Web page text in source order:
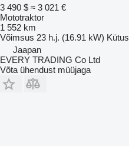
3 490 $ ≈ 3 021 €
Mototraktor
1 552 km
Võimsus 23 h.j. (16.91 kW) Kütus
Jaapan
EVERY TRADING Co Ltd
Võta ühendust müüjaga